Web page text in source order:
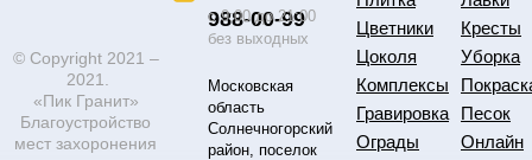
© Copyright 2021 –
2021.
«Пик Гранит»
Благоустройство
мест захоронения
988-00-99
с 9:00 до 21:00
без выходных
Московская
область
Солнечногорский
район, поселок
Цветники
Цоколя
Комплексы
Гравировка
Ограды
Кресты
Уборка
Песок
Онлайн